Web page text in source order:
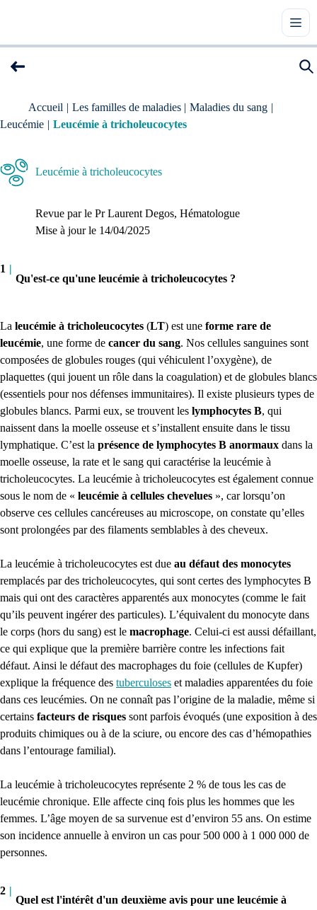
Accueil | Les familles de maladies | Maladies du sang |
Leucémie | Leucémie à tricholeucocytes
Leucémie à tricholeucocytes
Revue par le Pr Laurent Degos, Hématologue
Mise à jour le 14/04/2025
1 |
Qu'est-ce qu'une leucémie à tricholeucocytes ?
La leucémie à tricholeucocytes (LT) est une forme rare de
leucémie, une forme de cancer du sang. Nos cellules sanguines sont
composées de globules rouges (qui véhiculent l’oxygène), de
plaquettes (qui jouent un rôle dans la coagulation) et de globules blancs
(essentiels pour nos défenses immunitaires). Il existe plusieurs types de
globules blancs. Parmi eux, se trouvent les lymphocytes B, qui
naissent dans la moelle osseuse et s’installent ensuite dans le tissu
lymphatique. C’est la présence de lymphocytes B anormaux dans la
moelle osseuse, la rate et le sang qui caractérise la leucémie à
tricholeucocytes. La leucémie à tricholeucocytes est également connue
sous le nom de « leucémie à cellules chevelues », car lorsqu’on
observe ces cellules cancéreuses au microscope, on constate qu’elles
sont prolongées par des filaments semblables à des cheveux.
La leucémie à tricholeucocytes est due au défaut des monocytes
remplacés par des tricholeucocytes, qui sont certes des lymphocytes B
mais qui ont des caractères apparentés aux monocytes (comme le fait
qu’ils peuvent ingérer des particules). L’équivalent du monocyte dans
le corps (hors du sang) est le macrophage. Celui-ci est aussi défaillant,
ce qui explique que la première barrière contre les infections fait
défaut. Ainsi le défaut des macrophages du foie (cellules de Kupfer)
explique la fréquence des tuberculoses et maladies apparentées du foie
dans ces leucémies. On ne connaît pas l’origine de la maladie, même si
certains facteurs de risques sont parfois évoqués (une exposition à des
produits chimiques ou à de la sciure, ou encore des cas d’hémopathies
dans l’entourage familial).
La leucémie à tricholeucocytes représente 2 % de tous les cas de
leucémie chronique. Elle affecte cinq fois plus les hommes que les
femmes. L’âge moyen de sa survenue est d’environ 55 ans. On estime
son incidence annuelle à environ un cas pour 500 000 à 1 000 000 de
personnes.
2 |
Quel est l'intérêt d'un deuxième avis pour une leucémie à